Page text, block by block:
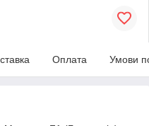
Оплата Умови